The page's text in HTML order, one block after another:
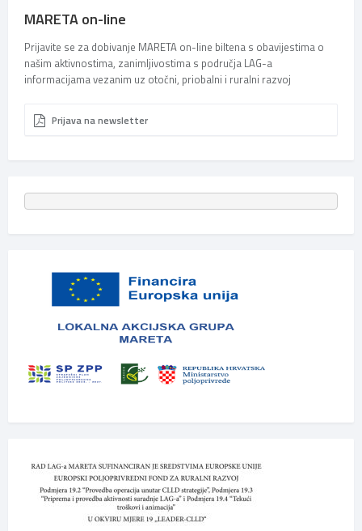
MARETA on-line
Prijavite se za dobivanje MARETA on-line biltena s obavijestima o
našim aktivnostima, zanimljivostima s područja LAG-a
informacijama vezanim uz otočni, priobalni i ruralni razvoj
Prijava na newsletter